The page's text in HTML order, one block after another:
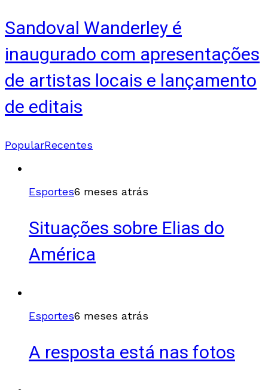
Sandoval Wanderley é
inaugurado com apresentações
de artistas locais e lançamento
de editais
PopularRecentes
Esportes6 meses atrás
Situações sobre Elias do
América
Esportes6 meses atrás
A resposta está nas fotos